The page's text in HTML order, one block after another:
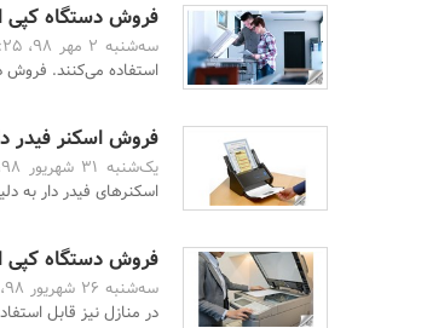
فروش دستگاه کپی
سه‌شنبه 2 مهر 98، 10:25 -
استفاده می‌کنند. فروش
فروش اسکنر فیدر
یک‌شنبه 31 شهریور 98، 11:09 -
اسکنرهای فیدر دار به
فروش دستگاه کپی
سه‌شنبه 26 شهریور 98، 15:53 -
در منازل نیز قابل